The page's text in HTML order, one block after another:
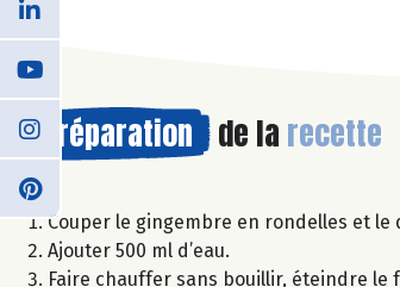
Préparation de la recette
Couper le gingembre en rondelles et
Ajouter 500 ml d’eau.
Faire chauffer sans bouillir, éteindre le